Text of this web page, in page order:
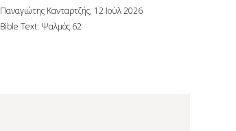
Παναγιώτης Κανταρτζής, 12 Ιούλ 2026
Bible Text: Ψαλμός 62